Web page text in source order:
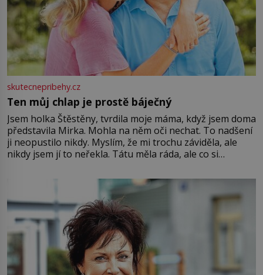
skutecnepribehy.cz
Ten můj chlap je prostě báječný
Jsem holka Štěstěny, tvrdila moje máma, když jsem doma
představila Mirka. Mohla na něm oči nechat. To nadšení
ji neopustilo nikdy. Myslím, že mi trochu záviděla, ale
nikdy jsem jí to neřekla. Tátu měla ráda, ale co si
Jsme spolu moc rádi Tehdy byla jiná doba, když